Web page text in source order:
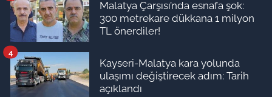
Malatya Çarşısı’nda esnafa şok:
300 metrekare dükkana 1 milyon
TL önerdiler!
Kayseri-Malatya kara yolunda
ulaşımı değiştirecek adım: Tarih
açıklandı
4